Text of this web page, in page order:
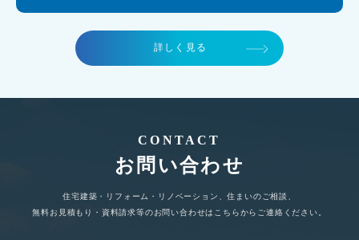
詳しく見る
CONTACT
お問い合わせ
住宅建築・リフォーム・リノベーション、住まいのご相談、
無料お見積もり・資料請求等のお問い合わせはこちらからご連絡ください。